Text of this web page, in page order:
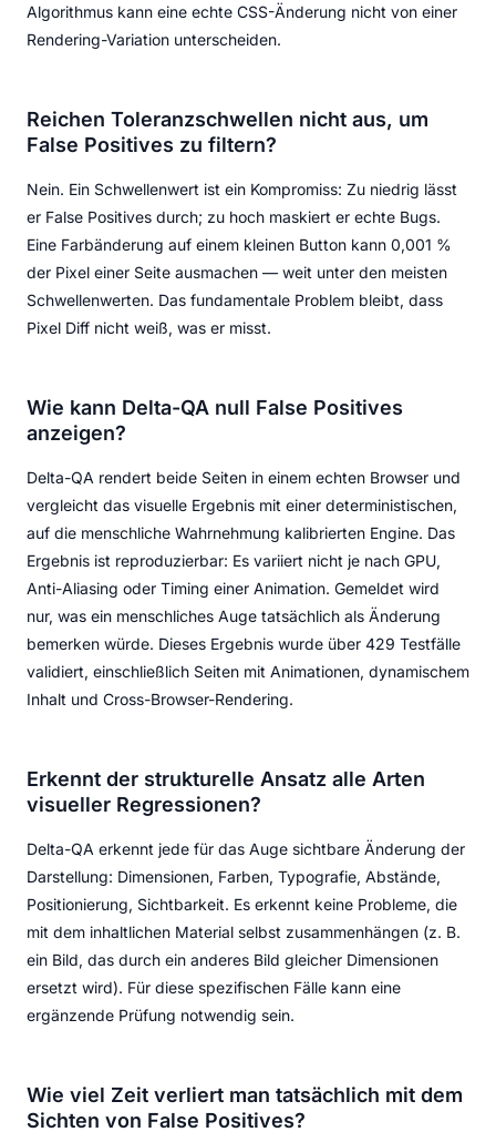
Algorithmus kann eine echte CSS-Änderung nicht von einer
Rendering-Variation unterscheiden.
Reichen Toleranzschwellen nicht aus, um
False Positives zu filtern?
Nein. Ein Schwellenwert ist ein Kompromiss: Zu niedrig lässt
er False Positives durch; zu hoch maskiert er echte Bugs.
Eine Farbänderung auf einem kleinen Button kann 0,001 %
der Pixel einer Seite ausmachen — weit unter den meisten
Schwellenwerten. Das fundamentale Problem bleibt, dass
Pixel Diff nicht weiß, was er misst.
Wie kann Delta-QA null False Positives
anzeigen?
Delta-QA rendert beide Seiten in einem echten Browser und
vergleicht das visuelle Ergebnis mit einer deterministischen,
auf die menschliche Wahrnehmung kalibrierten Engine. Das
Ergebnis ist reproduzierbar: Es variiert nicht je nach GPU,
Anti-Aliasing oder Timing einer Animation. Gemeldet wird
nur, was ein menschliches Auge tatsächlich als Änderung
bemerken würde. Dieses Ergebnis wurde über 429 Testfälle
validiert, einschließlich Seiten mit Animationen, dynamischem
Inhalt und Cross-Browser-Rendering.
Erkennt der strukturelle Ansatz alle Arten
visueller Regressionen?
Delta-QA erkennt jede für das Auge sichtbare Änderung der
Darstellung: Dimensionen, Farben, Typografie, Abstände,
Positionierung, Sichtbarkeit. Es erkennt keine Probleme, die
mit dem inhaltlichen Material selbst zusammenhängen (z. B.
ein Bild, das durch ein anderes Bild gleicher Dimensionen
ersetzt wird). Für diese spezifischen Fälle kann eine
ergänzende Prüfung notwendig sein.
Wie viel Zeit verliert man tatsächlich mit dem
Sichten von False Positives?